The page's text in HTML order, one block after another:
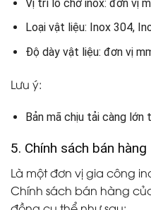
Vị trí lỗ chờ inox: đơn vị
Loại vật liệu: Inox 304,
Độ dày vật liệu: đơn vị
Lưu ý:
Bản mã chịu tải càng lớn
5. Chính sách bán hàng
Là một đơn vị gia công
Chính sách bán hàng